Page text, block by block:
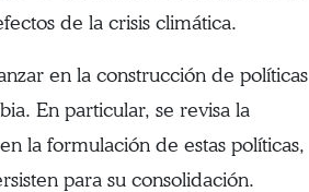
de la crisis climática.
en la construcción de políticas
En particular, se revisa la
la formulación de estas políticas,
para su consolidación.